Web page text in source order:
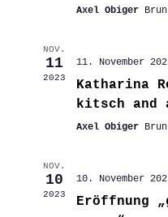
Axel Obiger
NOV.
11
2023
11. November
Katharina
kitsch and
Axel Obiger
NOV.
10
2023
10. November
Eröffnung